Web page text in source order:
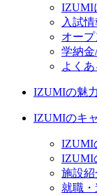
IZUMI
入試情
オー
学納
よく
IZUMIの魅力
IZUMIのキ
IZUMI
IZUMI
施設紹
就職